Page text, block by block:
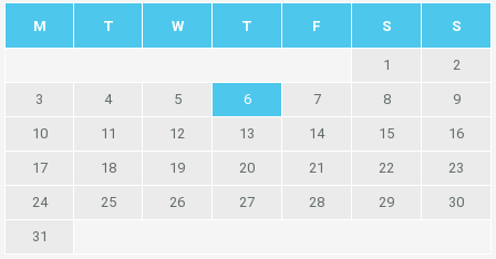
M T W T F S S
1 2
3 4 5 6 7 8 9
10 11 12 13 14 15 16
17 18 19 20 21 22 23
24 25 26 27 28 29 30
31